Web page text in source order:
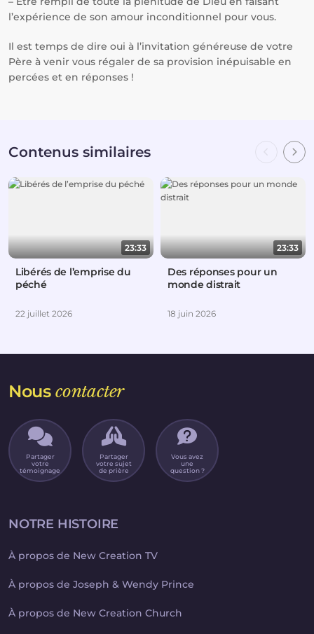
l’expérience de son amour inconditionnel pour vous.
Il est temps de dire oui à l’invitation généreuse de votre
Père à venir vous régaler de sa provision inépuisable en
percées et en réponses !
Contenus similaires
23:33
Libérés de l’emprise du
péché
22 juillet 2026
23:33
Des réponses pour un
monde distrait
18 juin 2026
Nouscontacter
Partager
votre
témoignage
Partager
votre sujet
de prière
Vous avez
une
question ?
NOTRE HISTOIRE
À propos de New Creation TV
À propos de Joseph & Wendy Prince
À propos de New Creation Church